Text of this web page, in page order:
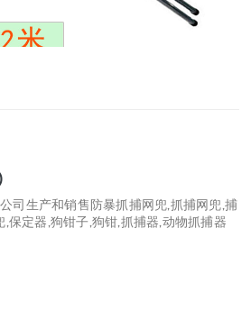
司生产和销售防暴抓捕网兜,抓捕网兜,捕
保定器,狗钳子,狗钳,抓捕器,动物抓捕器